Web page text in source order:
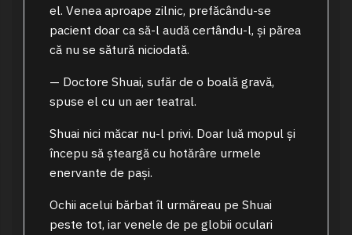
el. Venea aproape zilnic, prefăcându-se
pacient doar ca să-l audă certându-l, și părea
că nu se sătură niciodată.
— Doctore Shuai, sufăr de o boală gravă,
spuse el cu un aer teatral.
Shuai nici măcar nu-l privi. Doar luă mopul și
începu să șteargă cu hotărâre urmele
enervante de pași.
Ochii acelui bărbat îl urmăreau pe Shuai
peste tot, iar venele de pe globii oculari